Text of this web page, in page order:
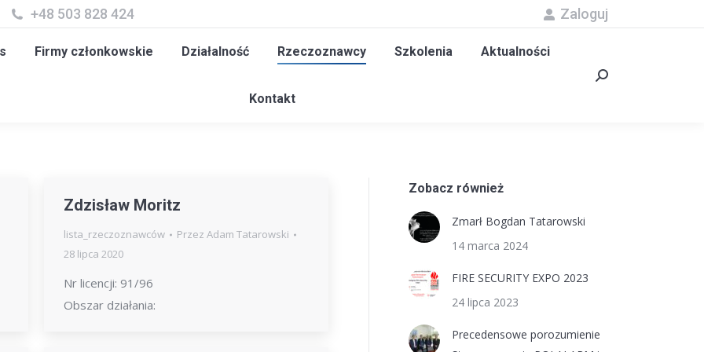
+48 503 828 424 Zaloguj
Firmy członkowskie Działalność Rzeczoznawcy Szkolenia Aktualności
Kontakt
Szukaj:
Zdzisław Moritz
lista_rzeczoznawców Przez Adam Tatarowski
28 lipca 2020
Nr licencji: 91/96
Obszar działania:
Zobacz również
Zmarł Bogdan Tatarowski
14 marca 2024
FIRE SECURITY EXPO 2023
24 lipca 2023
Precedensowe porozumienie
członkowskie Działalność Kontakt Szukaj: